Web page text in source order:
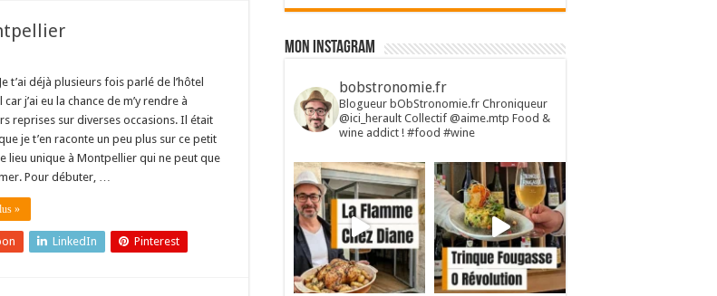
t’ai déjà plusieurs fois parlé de l’hôtel
j’ai eu la chance de m’y rendre à
reprises sur diverses occasions. Il était
je t’en raconte un peu plus sur ce petit
lieu unique à Montpellier qui ne peut que
Pour débuter, …
»
LinkedIn Pinterest
Mon Instagram
bobstronomie.fr
Blogueur bObStronomie.fr Chroniqueur
@ici_herault Collectif @aime.mtp Food &
wine addict ! #food #wine